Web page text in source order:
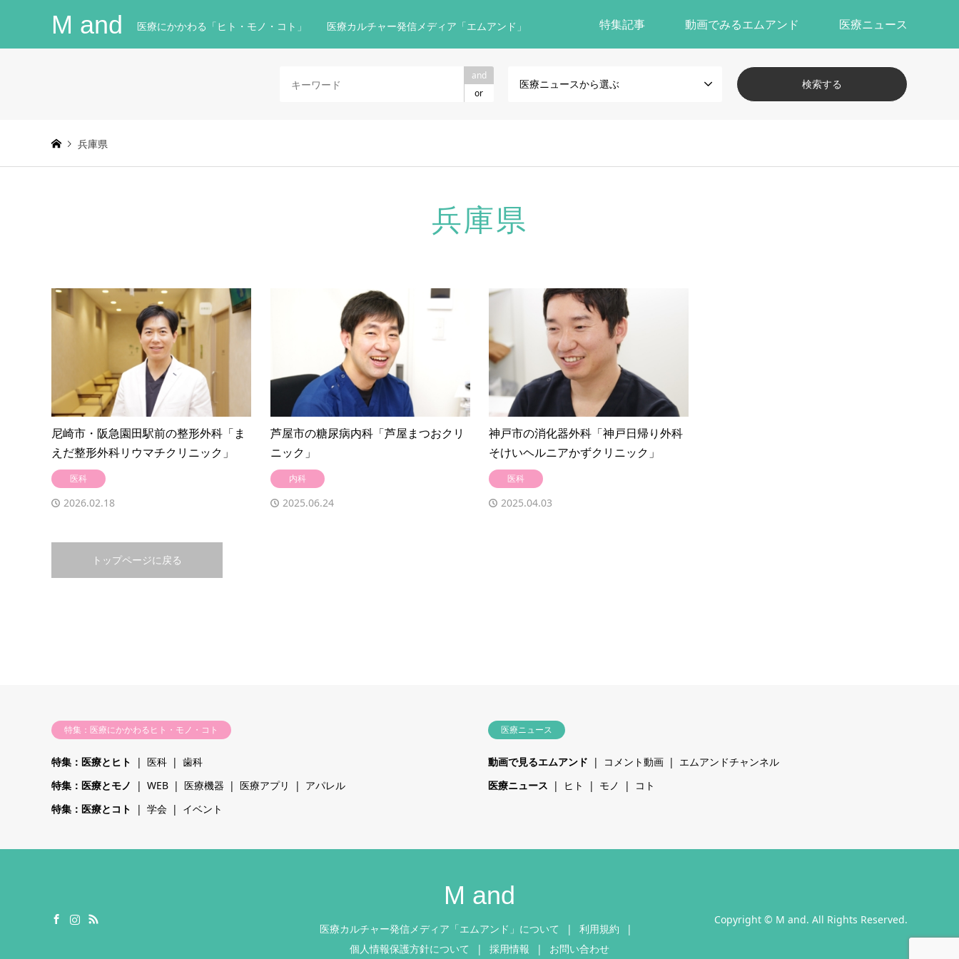
M and 医療にかかわる「ヒト・モノ・コト」 医療カルチャー発信メディア「エムアンド」 特集記事 動画でみるエムアンド 医療ニュース
and
or
医療ニュースから選ぶ
兵庫県
兵庫県
尼崎市・阪急園田駅前の整形外科「ま
えだ整形外科リウマチクリニック」
医科
2026.02.18
芦屋市の糖尿病内科「芦屋まつおクリ
ニック」
内科
2025.06.24
神戸市の消化器外科「神戸日帰り外科
そけいヘルニアかずクリニック」
医科
2025.04.03
トップページに戻る
特集：医療にかかわるヒト・モノ・コト
特集：医療とヒト 医科
歯科
特集：医療とモノ
WEB 医療機器 医療アプリ
アパレル
特集：医療とコト
学会 イベント
医療ニュース
動画で見るエムアンド コメント動画
エムアンドチャンネル
医療ニュース
ヒト モノ コト
M and
医療カルチャー発信メディア「エムアンド」について
利用規約
個人情報保護方針について
採用情報 お問い合わせ
Copyright © M and. All Rights Reserved.